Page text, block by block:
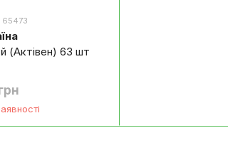
65473
(Актівен) 63 шт